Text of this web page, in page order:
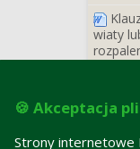
wiaty
🍪 Akceptacja
Strony internetowe